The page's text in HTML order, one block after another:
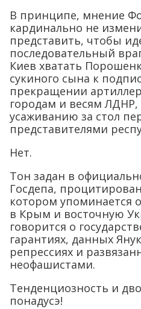
В принципе, мнение
кардинально не
представить, чтобы
последовательный
Киев хватать
сукиного сына к
прекращении
городам и весям ЛДНР,
усаживанию за стол
представителями
Нет.
Тон задан в
Госдепа,
котором упоминается
в Крым и восточную
говорится о
гарантиях, данных
репрессиях и
неофашистами.
Тенденциозность и
понадусэ!